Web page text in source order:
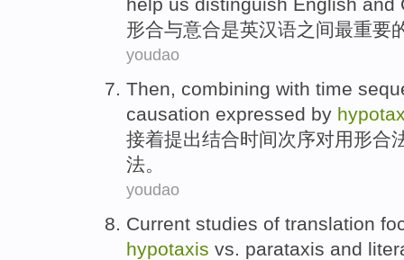
形合与意合是英汉语之间最重要
youdao
Then, combining with time
causation expressed by
接着提出结合时间次序对用形合
法。
youdao
Current studies of translation
hypotaxis vs. parataxis and